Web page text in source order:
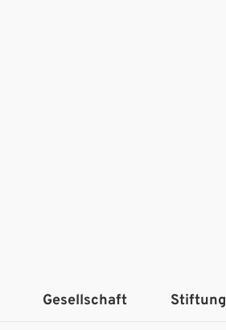
Gesellschaft Stiftung